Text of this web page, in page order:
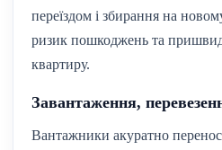
переїздом і збирання на
ризик пошкоджень та
квартиру.
Завантаження,
Вантажники акуратно